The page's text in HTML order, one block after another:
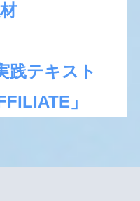
践テキスト
」